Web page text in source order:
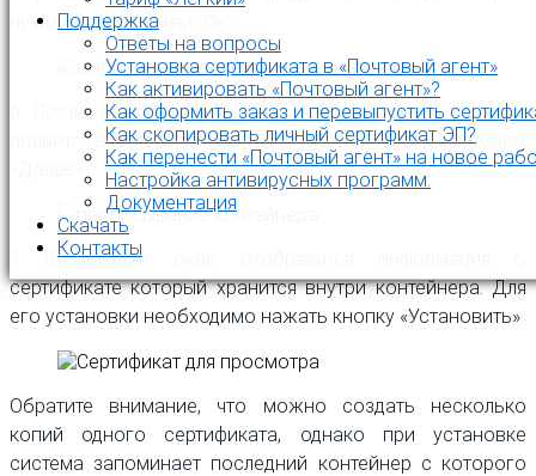
Поддержка
Ответы на вопросы
Установка сертификата в «Почтовый агент»
Как активировать «Почтовый агент»?
Как оформить заказ и перевыпустить
Как скопировать личный сертификат ЭП?
Как перенести «Почтовый агент» на новое
Настройка антивирусных программ.
Документация
Скачать
Контакты
нужный вам и жмём “Ок”
6 После выбора контейнера его имя автоматически
появится в поле «Имя ключевого контейнера», нажимаем
7 В данном окне отобразится информация о
сертификате который хранится внутри контейнера. Для
его установки необходимо нажать кнопку «Установить»
Обратите внимание, что можно создать несколько
копий одного сертификата, однако при установке
система запоминает последний контейнер с которого